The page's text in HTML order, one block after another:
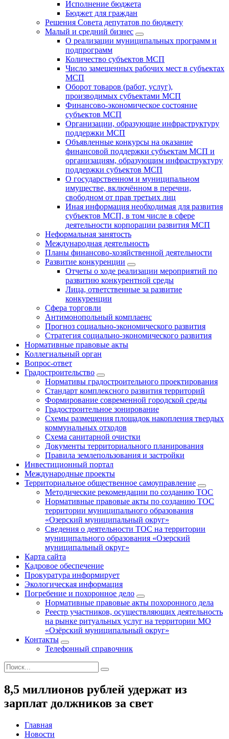
Исполнение бюджета
Бюджет для граждан
Решения Совета депутатов по бюджету
Малый и средний бизнес
О реализации муниципальных программ и
подпрограмм
Количество субъектов МСП
Число замещенных рабочих мест в субъектах
МСП
Оборот товаров (работ, услуг),
производимых субъектами МСП
Финансово-экономическое состояние
субъектов МСП
Организации, образующие инфраструктуру
поддержки МСП
Объявленные конкурсы на оказание
финансовой поддержки субъектам МСП и
организациям, образующим инфраструктуру
поддержки субъектов МСП
О государственном и муниципальном
имуществе, включённом в перечни,
свободном от прав третьих лиц
Иная информация необходимая для развития
субъектов МСП, в том числе в сфере
деятельности корпорации развития МСП
Неформальная занятость
Международная деятельность
Планы финансово-хозяйственной деятельности
Развитие конкуренции
Отчеты о ходе реализации мероприятий по
развитию конкурентной среды
Лица, ответственные за развитие
конкуренции
Сфера торговли
Антимонопольный комплаенс
Прогноз социально-экономического развития
Стратегия социально-экономического развития
Нормативные правовые акты
Коллегиальный орган
Вопрос-ответ
Градостроительство
Нормативы градостроительного проектирования
Стандарт комплексного развития территорий
Формирование современной городской среды
Градостроительное зонирование
Схемы размещения площадок накопления твердых
коммунальных отходов
Схема санитарной очистки
Документы территориального планирования
Правила землепользования и застройки
Инвестиционный портал
Международные проекты
Территориальное общественное самоуправление
Методические рекомендации по созданию ТОС
Нормативные правовые акты по созданию ТОС
территории муниципального образования
«Озерский муниципальный округ»
Сведения о деятельности ТОС на территории
муниципального образования «Озерский
муниципальный округ»
Карта сайта
Кадровое обеспечение
Прокуратура информирует
Экологическая информация
Погребение и похоронное дело
Нормативные правовые акты похоронного дела
Реестр участников, осуществляющих деятельность
на рынке ритуальных услуг на территории МО
«Озёрский муниципальный округ»
Контакты
Телефонный справочник
8,5 миллионов рублей удержат из
зарплат должников за свет
Главная
Новости